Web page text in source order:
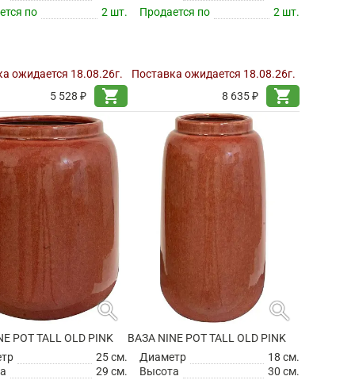
по
2 шт.
ожидается 18.08.26г.
5 528 ₽
shopping_cart
Продается по
2 шт.
Поставка ожидается 18.08.26г.
8 635 ₽
shopping_cart
search
POT TALL OLD PINK
25 см.
29 см.
search
ВАЗА NINE POT TALL OLD PINK
Диаметр
18 см.
Высота
30 см.